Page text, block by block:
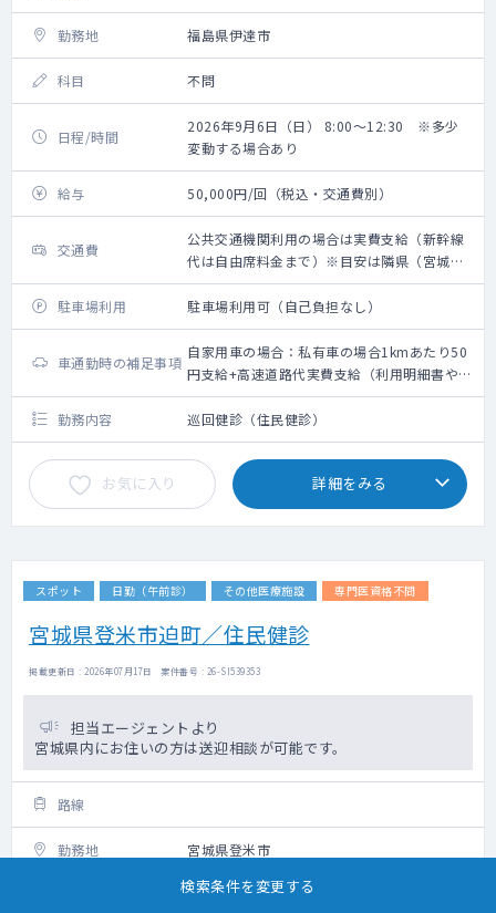
勤務地 福島県伊達市
科目 不問
日程/時間
2026年9月6日（日） 8:00～12:30 ※多少
変動する場合あり
給与 50,000円/回（税込・交通費別）
交通費
公共交通機関利用の場合は実費支給（新幹線
代は自由席料金まで）※目安は隣県（宮城
県、栃木県、茨城県、新潟県）まで※タクシ
ー代支給の上限目安は健診会場最寄り駅～健
診会場間まで※徒歩圏内の方は交通費の別途
支給はございません
駐車場利用 駐車場利用可（自己負担なし）
車通勤時の補足事項
自家用車の場合：私有車の場合1kmあたり50
円支給+高速道路代実費支給（利用明細書や領
収証のご提出をお願いいたします）
勤務内容
巡回健診（住民健診）
お気に入り 詳細をみる
スポット 日勤（午前診） その他医療施設 専門医資格不問
宮城県登米市迫町／住民健診
掲載更新日 : 2026年07月17日 案件番号 : 26-SI539353
担当エージェントより
宮城県内にお住いの方は送迎相談が可能です。
路線
勤務地 宮城県登米市
不問
検索条件を変更する